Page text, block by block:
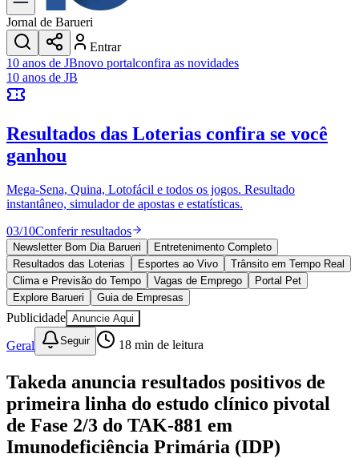
Dia a Dia & Lazer
Transportes
Gastronomia
Cinema & Shows
JogosNovo
Anuncie no Portal
Cadastrar Empresa
Divulgar Vagas
Política
Esportes
Saúde
Segurança
Cultura
Meio Ambiente
Obras
Educação
Bairros de Barueri
Selecione sua regiãoPara notícias da sua região
AldeiaAldeia da SerraAldeia de Barueri Alphaville
Jubran Belval Bethaville
Boa
VistaCalifórniaCarapicuíbaCentroChácaras MarcoCidades da
Jornal de Barueri
Entrar
10 anos de JBnovo portalconfira as novidades
10 anos de JB
Resultados das Loterias confira se você
ganhou
Mega-Sena, Quina, Lotofácil e todos os jogos. Resultado
instantâneo, simulador de apostas e estatísticas.
03/10Conferir resultados
Newsletter Bom Dia Barueri
Entretenimento Completo
Resultados das Loterias
Esportes ao Vivo
Trânsito em Tempo Real
Clima e Previsão do Tempo
Vagas de Emprego
Portal Pet
Explore Barueri
Guia de Empresas
Publicidade Anuncie Aqui
Geral Seguir 18 min de leitura
Takeda anuncia resultados positivos de
primeira linha do estudo clínico pivotal
de Fase 2/3 do TAK-881 em
Imunodeficiência Primária (IDP)